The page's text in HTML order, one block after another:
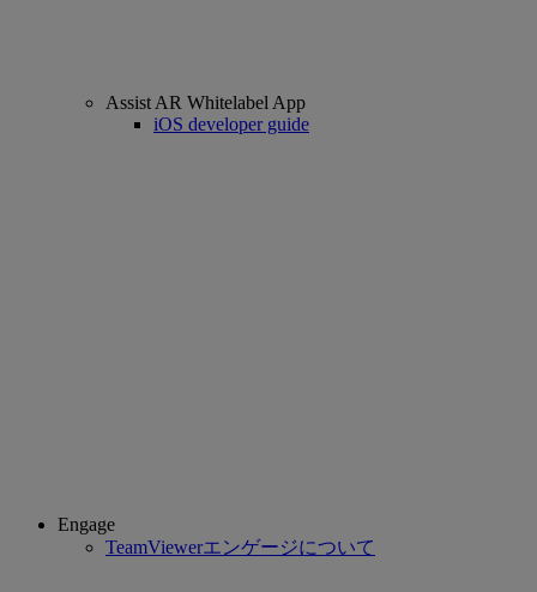
Assist AR Whitelabel App
iOS developer guide
Engage
TeamViewerエンゲージについて